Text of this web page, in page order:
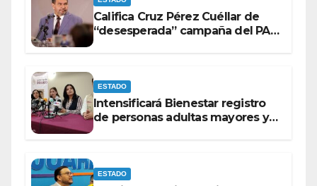
Califica Cruz Pérez Cuéllar de
“desesperada” campaña del PAN
ESTADO
Intensificará Bienestar registro
de personas adultas mayores y
ESTADO